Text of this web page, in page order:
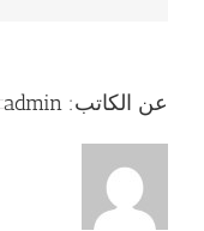
عن الكاتب: admin